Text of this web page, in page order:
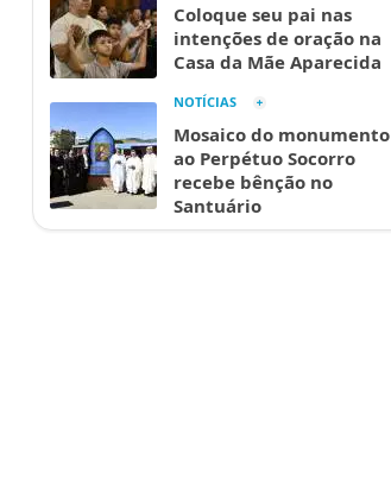
Coloque seu pai nas
intenções de oração na
Casa da Mãe Aparecida
NOTÍCIAS
Mosaico do monumento
ao Perpétuo Socorro
recebe bênção no
Santuário